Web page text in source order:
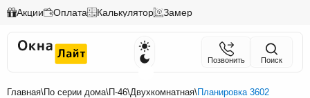
Акции Оплата Калькулятор Замер
Позвонить Поиск
Главная\По серии дома\П-46\Двухкомнатная\Планировка 3602